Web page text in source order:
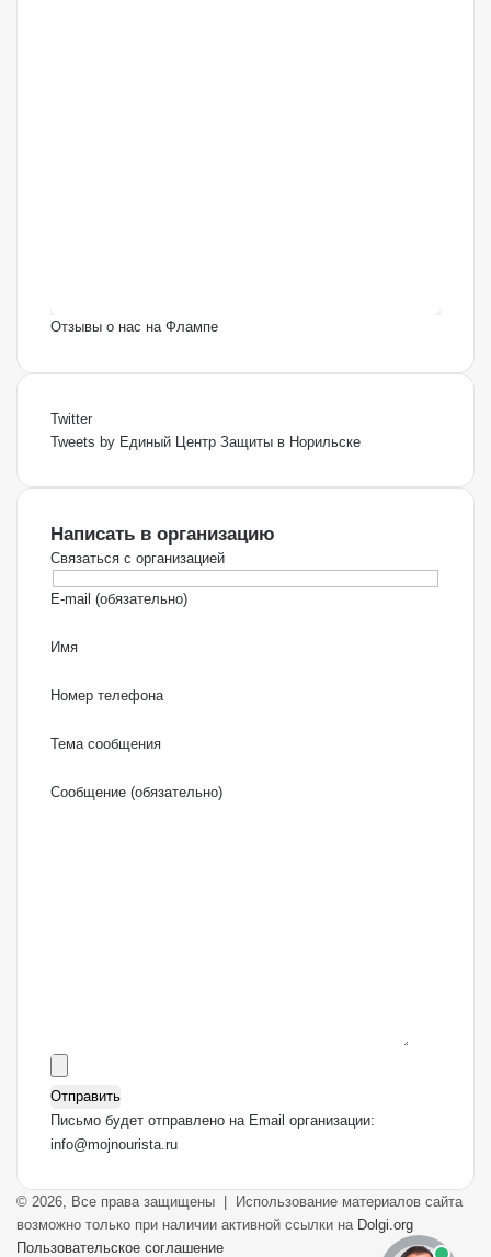
Отзывы о нас на Флампе
Twitter
Tweets by Единый Центр Защиты в Норильске
Написать в организацию
Связаться с организацией
E-mail (обязательно)
Имя
Номер телефона
Тема сообщения
Сообщение (обязательно)
Письмо будет отправлено на Email организации:
info@mojnourista.ru
© 2026, Все права защищены | Использование материалов сайта
возможно только при наличии активной ссылки на Dolgi.org
Пользовательское соглашение